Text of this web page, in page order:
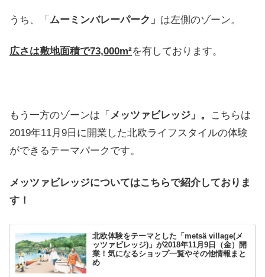
うち、「 ムーミンバレーパーク 」 は左側のゾーン。
広さは敷地面積で73,000m²を有しております。
もう一方のゾーンは「 メッツァビレッジ 」。
こちらは
2019年11月9日に開業した北欧ライフスタイルの体験
ができるテーマパークです。
メッツァビレッジについてはこちらで紹介しておりま
す！
北欧体験をテーマとした「metsä village(メ
ッツァビレッジ)」が2018年11月9日（金）開
業！気になるショップ一覧やその他情報まと
め